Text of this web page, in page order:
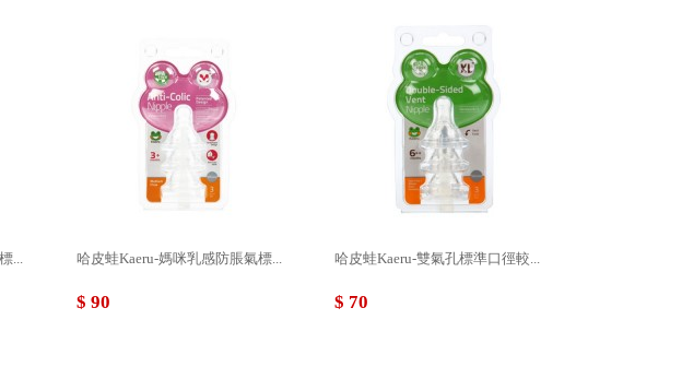
... 哈皮蛙Kaeru-媽咪乳感防脹氣標...
$ 90
哈皮蛙Kaeru-雙氣孔標準口徑較...
$ 70